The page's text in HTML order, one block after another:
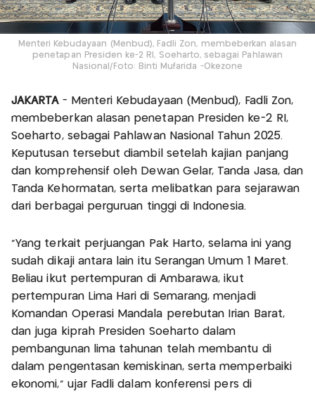
Menteri Kebudayaan (Menbud), Fadli Zon, membeberkan alasan
penetapan Presiden ke-2 RI, Soeharto, sebagai Pahlawan
Nasional/Foto: Binti Mufarida -Okezone
JAKARTA- Menteri Kebudayaan (Menbud), Fadli Zon,
membeberkan alasan penetapan Presiden ke-2 RI,
Soeharto, sebagai Pahlawan Nasional Tahun 2025.
Keputusan tersebut diambil setelah kajian panjang
dan komprehensif oleh Dewan Gelar, Tanda Jasa, dan
Tanda Kehormatan, serta melibatkan para sejarawan
dari berbagai perguruan tinggi di Indonesia.
“Yang terkait perjuangan Pak Harto, selama ini yang
sudah dikaji antara lain itu Serangan Umum 1 Maret.
Beliau ikut pertempuran di Ambarawa, ikut
pertempuran Lima Hari di Semarang, menjadi
Komandan Operasi Mandala perebutan Irian Barat,
dan juga kiprah Presiden Soeharto dalam
pembangunan lima tahunan telah membantu di
dalam pengentasan kemiskinan, serta memperbaiki
ekonomi,” ujar Fadli dalam konferensi pers di